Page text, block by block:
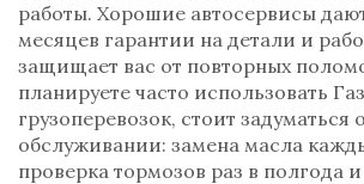
работы. Хорошие автосервисы
месяцев гарантии на детали и
защищает вас от повторных
планируете часто использовать
грузоперевозок, стоит задуматься
обслуживании: замена масла
проверка тормозов раз в полгода